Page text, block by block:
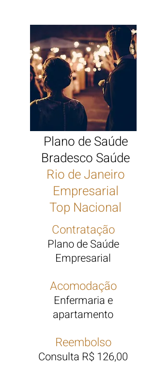
Plano de Saúde
Bradesco Saúde
Rio de Janeiro
Empresarial
Top Nacional
Contratação
Plano de Saúde
Empresarial
Acomodação
Enfermaria e
apartamento
Reembolso
Consulta R$ 126,00